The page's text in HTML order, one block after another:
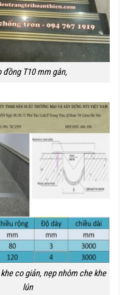
đồng T10 mm gân,
co giản, nẹp nhôm che khe
lún